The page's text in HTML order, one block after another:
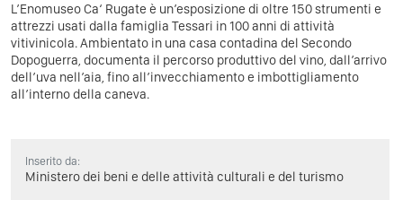
L’Enomuseo Ca‘ Rugate è un’esposizione di oltre 150 strumenti e
attrezzi usati dalla famiglia Tessari in 100 anni di attività
vitivinicola. Ambientato in una casa contadina del Secondo
Dopoguerra, documenta il percorso produttivo del vino, dall’arrivo
dell’uva nell’aia, fino all’invecchiamento e imbottigliamento
all’interno della caneva.
Inserito da:
Ministero dei beni e delle attività culturali e del turismo